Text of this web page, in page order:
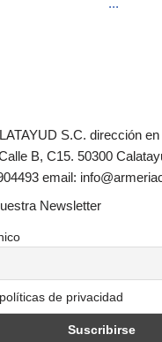
...
S.C. dirección
B, C15. 50300
email:
Newsletter
de privacidad